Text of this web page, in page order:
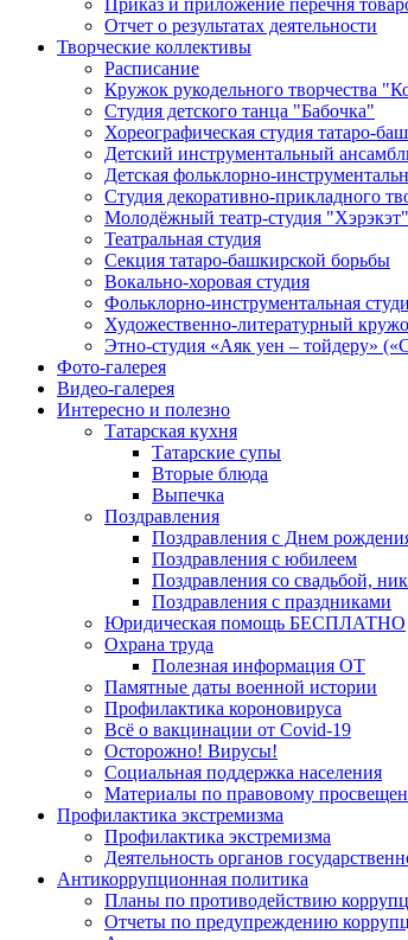
Приказ и приложение перечня
Отчет о результатах деятельности
Творческие коллективы
Расписание
Кружок рукодельного творчества
Студия детского танца "Бабочка"
Хореографическая студия татаро-
Детский инструментальный
Детская фольклорно-
Студия декоративно-прикладного
Молодёжный театр-студия "Хэрэкэт"
Театральная студия
Секция татаро-башкирской борьбы
Вокально-хоровая студия
Фольклорно-инструментальная
Художественно-литературный
Этно-студия «Аяк уен – тойдеру»
Фото-галерея
Видео-галерея
Интересно и полезно
Татарская кухня
Татарские супы
Вторые блюда
Выпечка
Поздравления
Поздравления с Днем
Поздравления с юбилеем
Поздравления со свадьбой,
Поздравления с праздниками
Юридическая помощь БЕСПЛАТНО
Охрана труда
Полезная информация ОТ
Памятные даты военной истории
Профилактика короновируса
Всё о вакцинации от Covid-19
Осторожно! Вирусы!
Социальная поддержка населения
Материалы по правовому
Профилактика экстремизма
Профилактика экстремизма
Деятельность органов
Антикоррупционная политика
Планы по противодействию
Отчеты по предупреждению